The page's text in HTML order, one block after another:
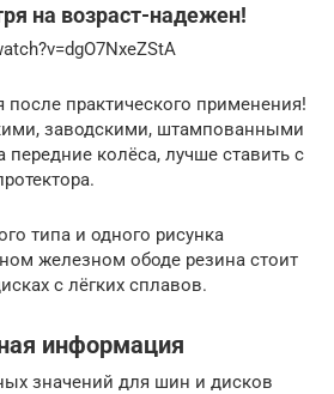
на возраст-надежен!
после практического применения!
заводскими, штампованными
колёса, лучше ставить с
типа и одного рисунка
железном ободе резина стоит
с лёгких сплавов.
информация
значений для шин и дисков